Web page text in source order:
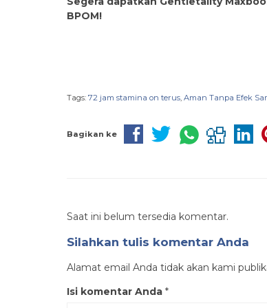
BPOM!
Tags: 72 jam stamina on terus, Aman Tanpa Efek
Bagikan ke
Saat ini belum tersedia komentar.
Silahkan tulis komentar Anda
Alamat email Anda tidak akan kami
Isi komentar Anda *